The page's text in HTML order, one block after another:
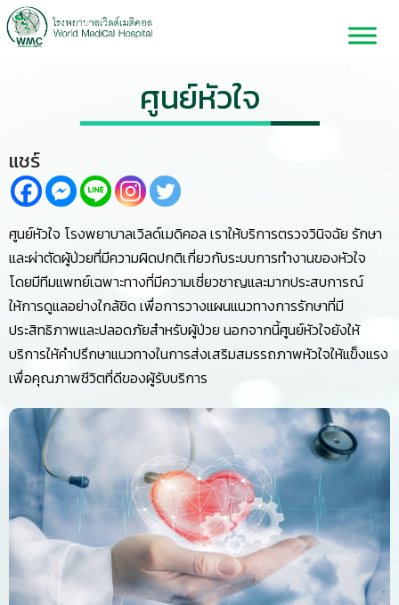
ศูนย์หัวใจ
แชร์
ศูนย์หัวใจ โรงพยาบาลเวิลด์เมดิคอล เราให้บริการตรวจวินิจฉัย รักษา
และผ่าตัดผู้ป่วยที่มีความผิดปกติเกี่ยวกับระบบการทำงานของหัวใจ
โดยมีทีมแพทย์เฉพาะทางที่มีความเชี่ยวชาญและมากประสบการณ์
ให้การดูแลอย่างใกล้ชิด เพื่อการวางแผนแนวทางการรักษาที่มี
ประสิทธิภาพและปลอดภัยสำหรับผู้ป่วย นอกจากนี้ศูนย์หัวใจยังให้
บริการให้คำปรึกษาแนวทางในการส่งเสริมสมรรถภาพหัวใจให้แข็งแรง
เพื่อคุณภาพชีวิตที่ดีของผู้รับบริการ